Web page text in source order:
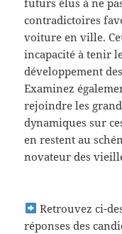
contradictoires
voiture en ville.
incapacité à tenir
développement
Examinez
rejoindre les
dynamiques sur
en restent au
novateur des
Retrouvez ci-
réponses des